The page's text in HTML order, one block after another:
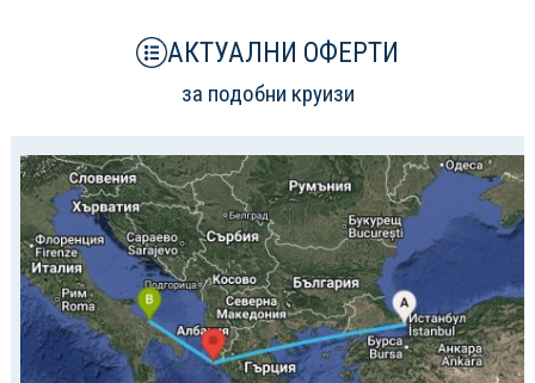
АКТУАЛНИ ОФЕРТИ
за подобни круизи